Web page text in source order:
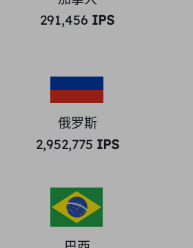
291,456 IPS
俄罗斯
2,952,775 IPS